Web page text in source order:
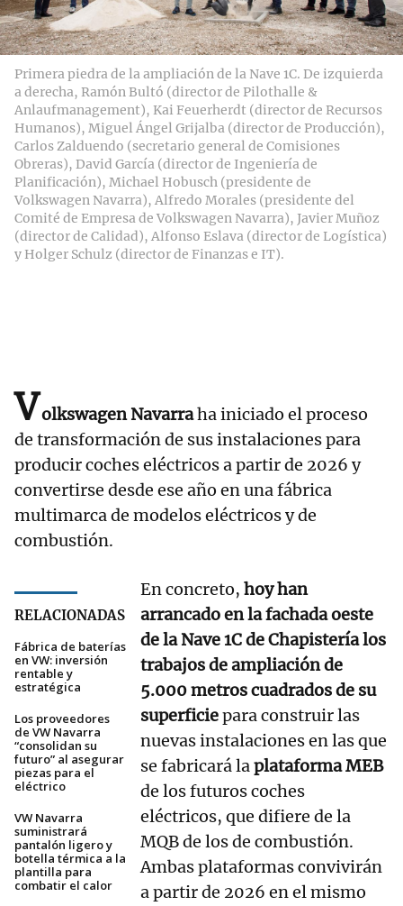
Primera piedra de la ampliación de la Nave 1C. De izquierda
a derecha, Ramón Bultó (director de Pilothalle &
Anlaufmanagement), Kai Feuerherdt (director de Recursos
Humanos), Miguel Ángel Grijalba (director de Producción),
Carlos Zalduendo (secretario general de Comisiones
Obreras), David García (director de Ingeniería de
Planificación), Michael Hobusch (presidente de
Volkswagen Navarra), Alfredo Morales (presidente del
Comité de Empresa de Volkswagen Navarra), Javier Muñoz
(director de Calidad), Alfonso Eslava (director de Logística)
y Holger Schulz (director de Finanzas e IT).
Volkswagen Navarraha iniciado el proceso
de transformación de sus instalaciones para
producir coches eléctricos a partir de 2026 y
convertirse desde ese año en una fábrica
multimarca de modelos eléctricos y de
combustión.
RELACIONADAS
Fábrica de baterías
en VW: inversión
rentable y
estratégica
Los proveedores
de VW Navarra
“consolidan su
futuro” al asegurar
piezas para el
eléctrico
VW Navarra
suministrará
pantalón ligero y
botella térmica a la
plantilla para
combatir el calor
En concreto, hoy han
arrancado en la fachada oeste
de la Nave 1C de Chapistería los
trabajos de ampliación de
5.000 metros cuadrados de su
superficiepara construir las
nuevas instalaciones en las que
se fabricará laplataforma MEB
de los futuros coches
eléctricos, que difiere de la
MQB de los de combustión.
Ambas plataformas convivirán
a partir de 2026 en el mismo